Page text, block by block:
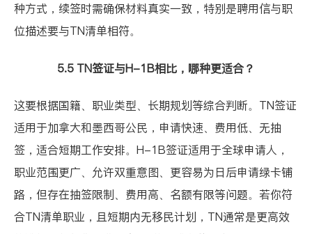
种方式，续签时需确保材料真实一致，特别是聘用信与职
位描述要与TN清单相符。
5.5 TN签证与H-1B相比，哪种更适合？
这要根据国籍、职业类型、长期规划等综合判断。TN签证
适用于加拿大和墨西哥公民，申请快速、费用低、无抽
签，适合短期工作安排。H-1B签证适用于全球申请人，
职业范围更广、允许双重意图、更容易为日后申请绿卡铺
路，但存在抽签限制、费用高、名额有限等问题。若你符
合TN清单职业，且短期内无移民计划，TN通常是更高效